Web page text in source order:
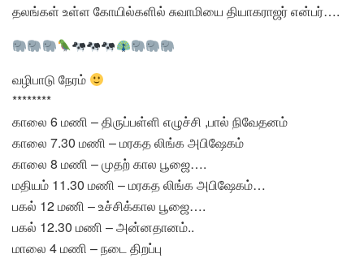
தலங்கள் உள்ள கோயில்களில் சுவாமியை தியாகராஜர் என்பர்….
வழிபாடு நேரம்
********
காலை 6 மணி – திருப்பள்ளி எழுச்சி ,பால் நிவேதனம்
காலை 7.30 மணி – மரகத லிங்க அபிஷேகம்
காலை 8 மணி – முதற் கால பூஜை….
மதியம் 11.30 மணி – மரகத லிங்க அபிஷேகம்…
பகல் 12 மணி – உச்சிக்கால பூஜை….
பகல் 12.30 மணி – அன்னதானம்..
மாலை 4 மணி – நடை திறப்பு